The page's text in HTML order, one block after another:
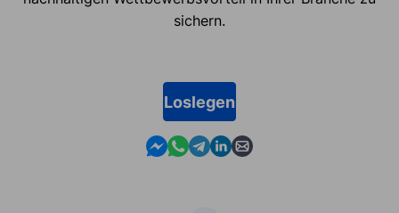
sichern.
Loslegen
Contact us in Messenger
Contact us in WhatsApp
Contact us in Telegram
Contact us in Linkedin
Contact us by email